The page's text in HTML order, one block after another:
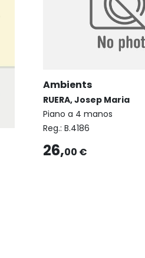
Ambients
RUERA, Josep Maria
Piano a 4 manos
Reg.: B.4186
26,00 €